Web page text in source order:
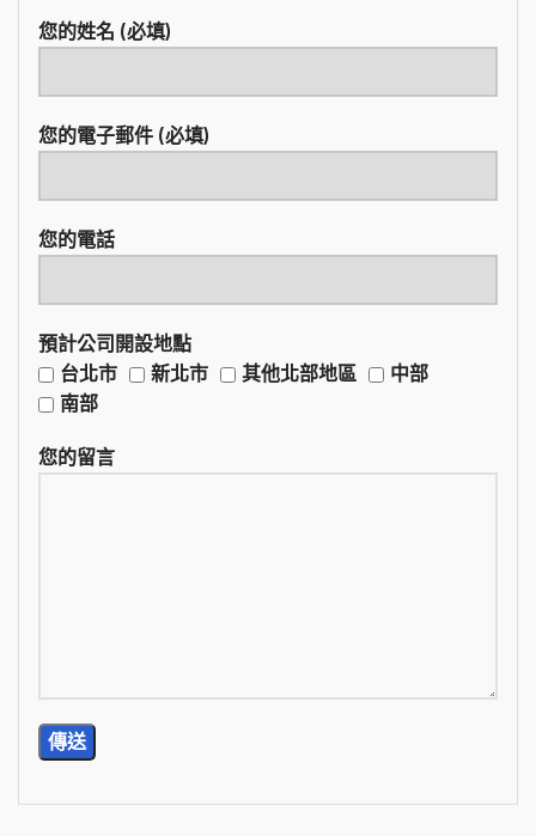
您的姓名 (必填)
您的電子郵件 (必填)
您的電話
預計公司開設地點
台北市
新北市 其他北部地區
中部
南部
您的留言